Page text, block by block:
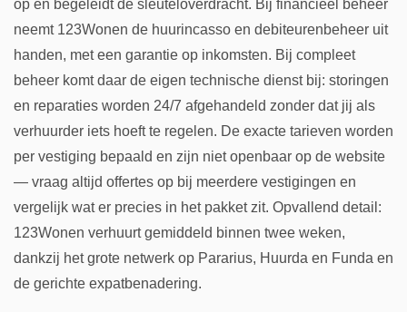
op en begeleidt de sleuteloverdracht. Bij financieel beheer
neemt 123Wonen de huurincasso en debiteurenbeheer uit
handen, met een garantie op inkomsten. Bij compleet
beheer komt daar de eigen technische dienst bij: storingen
en reparaties worden 24/7 afgehandeld zonder dat jij als
verhuurder iets hoeft te regelen. De exacte tarieven worden
per vestiging bepaald en zijn niet openbaar op de website
— vraag altijd offertes op bij meerdere vestigingen en
vergelijk wat er precies in het pakket zit. Opvallend detail:
123Wonen verhuurt gemiddeld binnen twee weken,
dankzij het grote netwerk op Pararius, Huurda en Funda en
de gerichte expatbenadering.